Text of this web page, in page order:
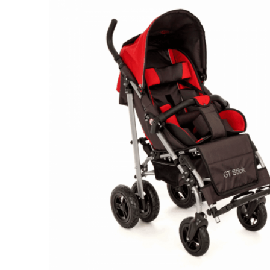
Подъёмники для инвалидов